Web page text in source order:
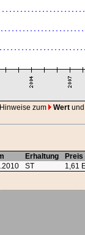
zum Wert
Erhaltung
Preis
ST 1,61